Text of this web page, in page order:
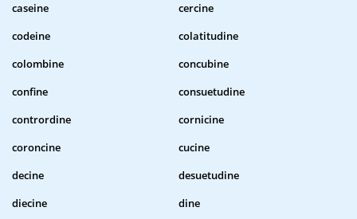
caseine
cercine
codeine
colatitudine
colombine
concubine
confine
consuetudine
contrordine
cornicine
coroncine
cucine
decine
desuetudine
diecine
dine